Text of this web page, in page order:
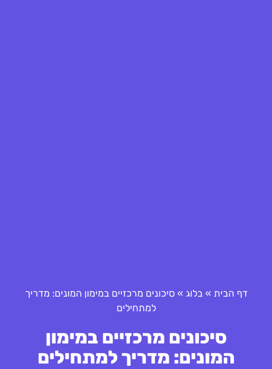
דף הבית »בלוג »סיכונים מרכזיים במימון המונים: מדריך
למתחילים
סיכונים מרכזיים במימון
המונים: מדריך למתחילים